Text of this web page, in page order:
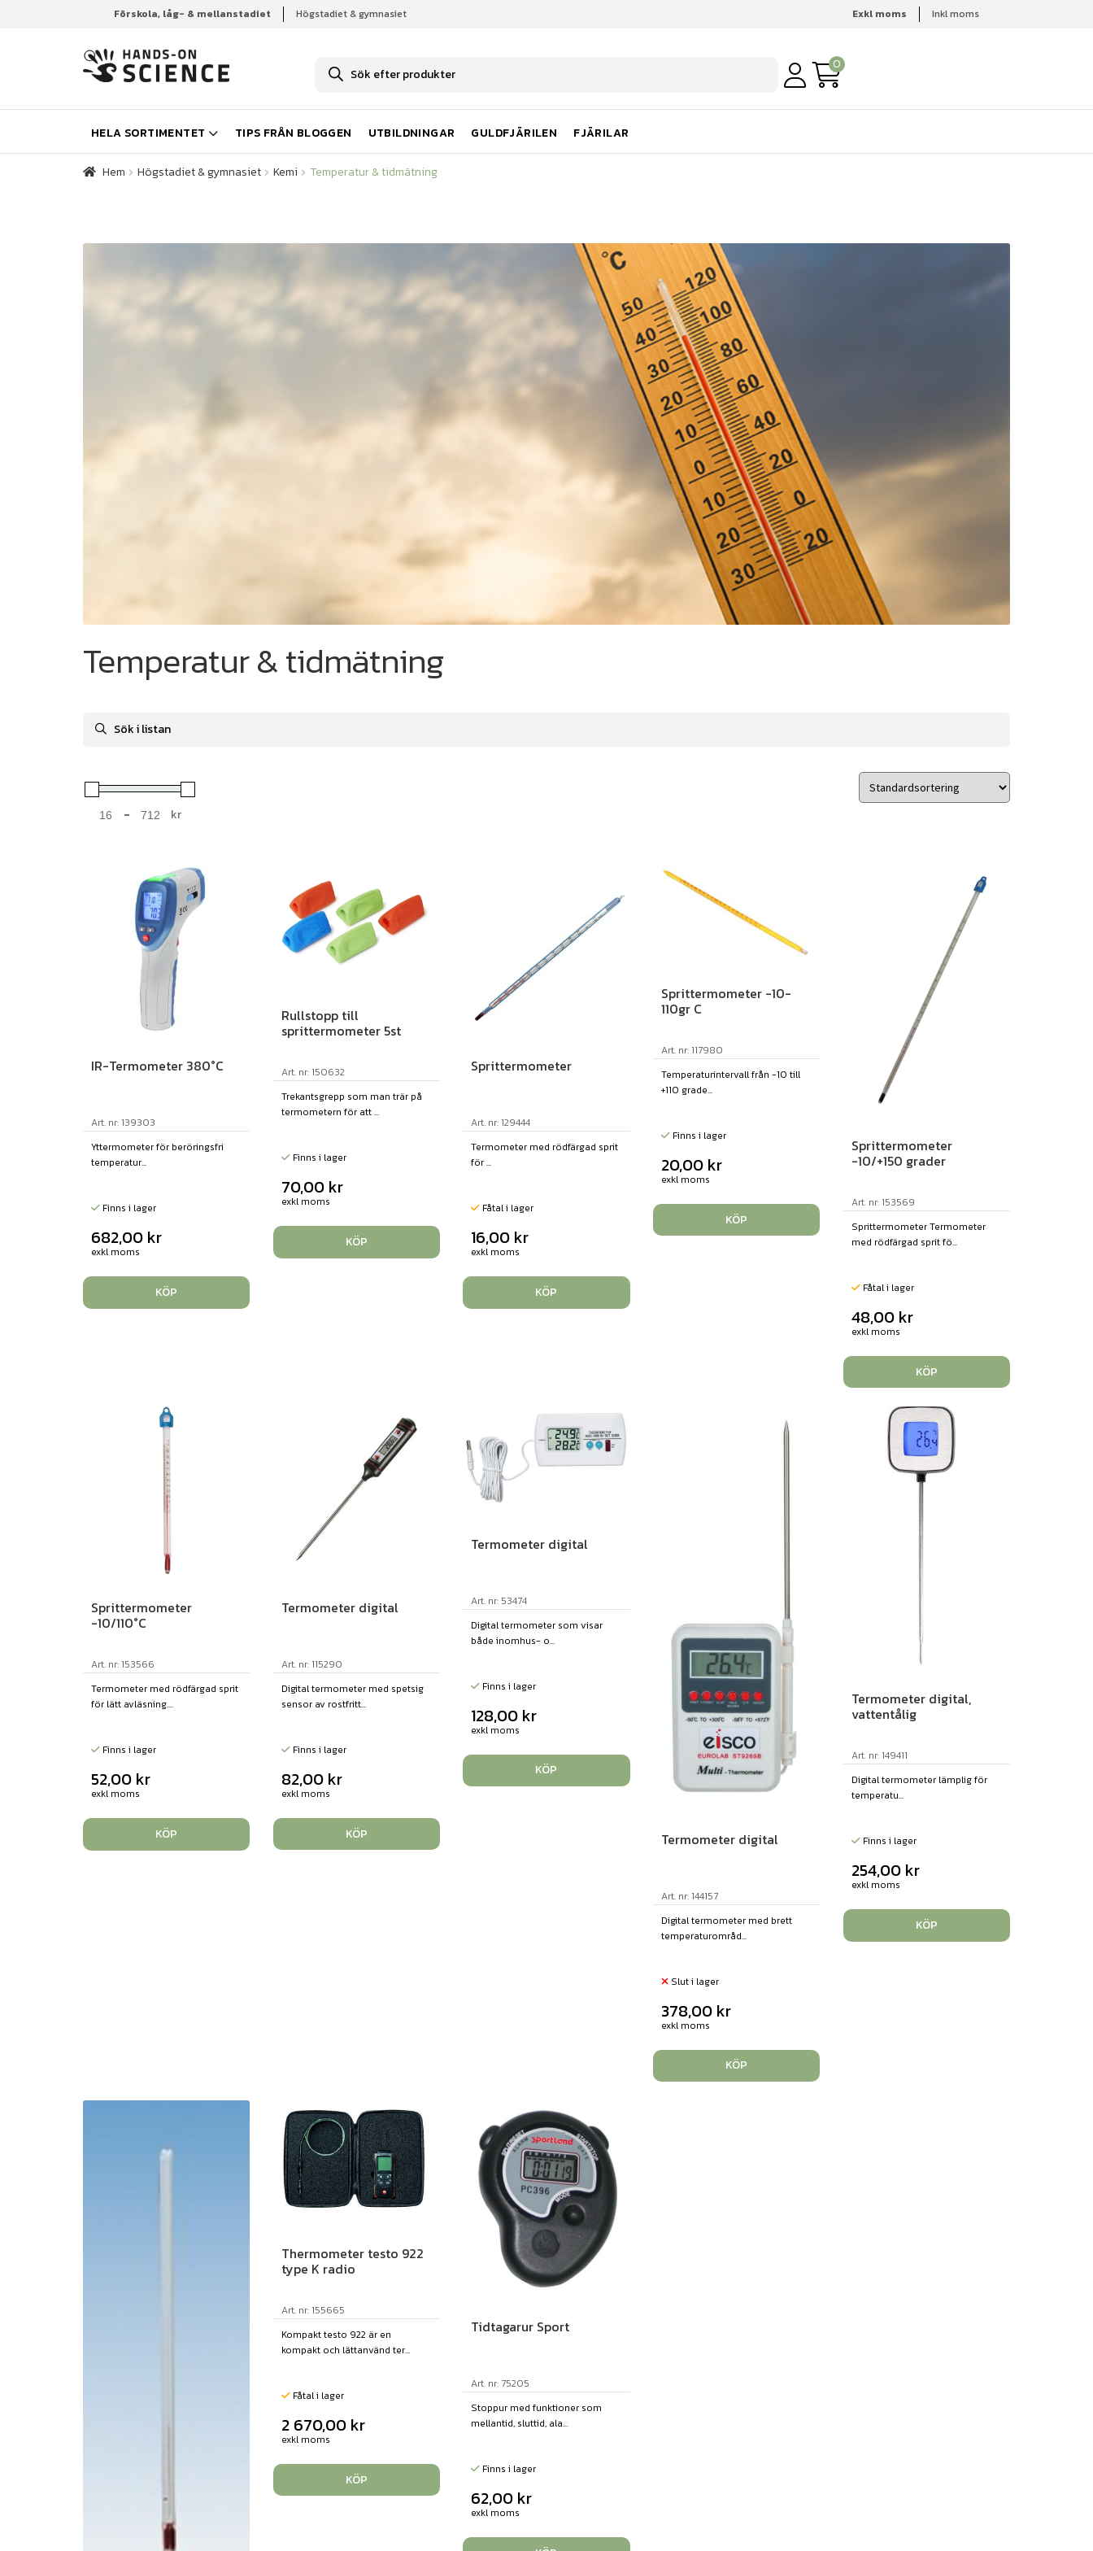
Förskola, låg- & mellanstadiet Högstadiet & gymnasiet Exkl moms Inkl moms
u
k
t
s
ö
k
0
HELA SORTIMENTET TIPS FRÅN BLOGGEN UTBILDNINGAR GULDFJÄRILEN FJÄRILAR
Hem Högstadiet & gymnasiet Kemi Temperatur & tidmätning
Hem Högstadiet & gymnasiet Kemi Temperatur & tidmätning
Temperatur & tidmätning
Minimum Price
- Maximum Price
kr
IR-Termometer 380°C
Art. nr: 139303
Yttermometer för beröringsfri
temperatur...
Finns i lager
682,00 kr
exkl moms
KÖP
Rullstopp till
sprittermometer 5st
Art. nr: 150632
Trekantsgrepp som man trär på
termometern för att ...
Finns i lager
70,00 kr
exkl moms
KÖP
Sprittermometer
Art. nr: 129444
Termometer med rödfärgad sprit
för ...
Fåtal i lager
16,00 kr
exkl moms
KÖP
Sprittermometer -10-
110gr C
Art. nr: 117980
Temperaturintervall från -10 till
+110 grade...
Finns i lager
20,00 kr
exkl moms
KÖP
Sprittermometer
-10/+150 grader
Art. nr: 153569
Sprittermometer Termometer
med rödfärgad sprit fö...
Fåtal i lager
48,00 kr
exkl moms
KÖP
Sprittermometer
-10/110°C
Art. nr: 153566
Termometer med rödfärgad sprit
för lätt avläsning....
Finns i lager
52,00 kr
exkl moms
KÖP
Termometer digital
Art. nr: 115290
Digital termometer med spetsig
sensor av rostfritt...
Finns i lager
82,00 kr
exkl moms
KÖP
Termometer digital
Art. nr: 53474
Digital termometer som visar
både inomhus- o...
Finns i lager
128,00 kr
exkl moms
KÖP
Termometer digital
Art. nr: 144157
Digital termometer med brett
temperaturområd...
Slut i lager
378,00 kr
exkl moms
KÖP
Termometer digital,
vattentålig
Art. nr: 149411
Digital termometer lämplig för
temperatu...
Finns i lager
254,00 kr
exkl moms
KÖP
Thermometer testo 922
type K radio
Art. nr: 155665
Kompakt testo 922 är en
kompakt och lättanvänd ter...
Fåtal i lager
2 670,00 kr
exkl moms
KÖP
Tidtagarur Sport
Art. nr: 75205
Stoppur med funktioner som
mellantid, sluttid, ala...
Finns i lager
62,00 kr
exkl moms